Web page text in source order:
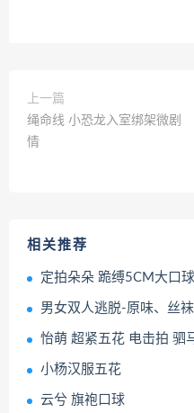
上一篇
绳命线 小恐龙入室绑架微剧
情
相关推荐
定拍朵朵 跪缚5CM大口
男女双人逃脱-原味、丝
怡萌 超紧五花 电击拍 驷
小杨汉服五花
云兮 旗袍口球